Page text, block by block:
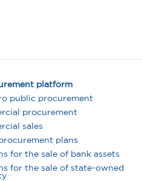
platform
public procurement
procurement
sales
plans
for the sale of bank assets
for the sale of state-owned